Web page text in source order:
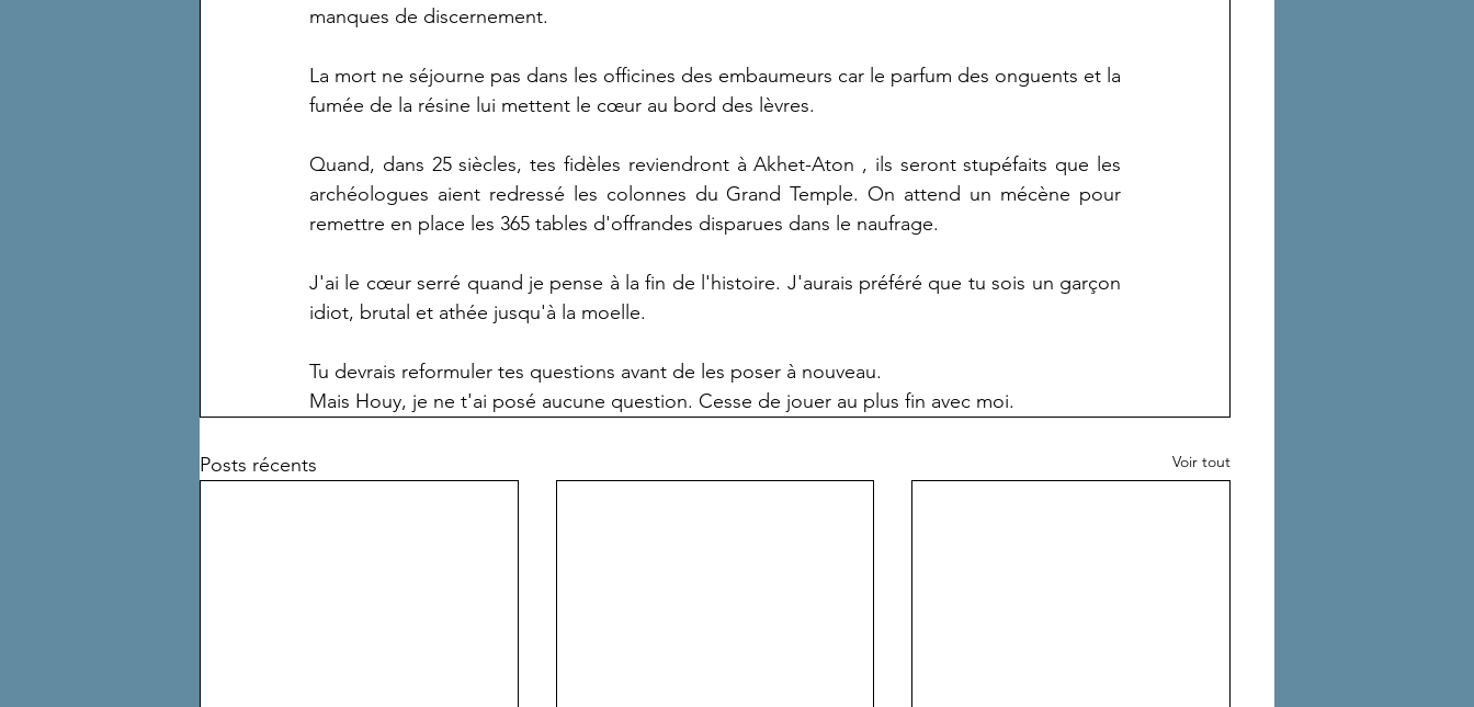
manques de discernement.
La mort ne séjourne pas dans les officines des embaumeurs car le parfum des onguents et la
fumée de la résine lui mettent le cœur au bord des lèvres.
Quand, dans 25 siècles, tes fidèles reviendront à Akhet-Aton , ils seront stupéfaits que les
archéologues aient redressé les colonnes du Grand Temple. On attend un mécène pour
remettre en place les 365 tables d'offrandes disparues dans le naufrage.
J'ai le cœur serré quand je pense à la fin de l'histoire. J'aurais préféré que tu sois un garçon
idiot, brutal et athée jusqu'à la moelle.
Tu devrais reformuler tes questions avant de les poser à nouveau.
Mais Houy, je ne t'ai posé aucune question. Cesse de jouer au plus fin avec moi.
Posts récents Voir tout